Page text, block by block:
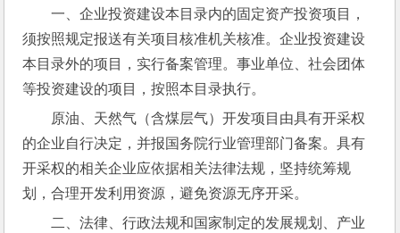
一、企业投资建设本目录内的固定资产投资项目，
须按照规定报送有关项目核准机关核准。企业投资建设
本目录外的项目，实行备案管理。事业单位、社会团体
等投资建设的项目，按照本目录执行。
原油、天然气（含煤层气）开发项目由具有开采权
的企业自行决定，并报国务院行业管理部门备案。具有
开采权的相关企业应依据相关法律法规，坚持统筹规
划，合理开发利用资源，避免资源无序开采。
二、法律、行政法规和国家制定的发展规划、产业